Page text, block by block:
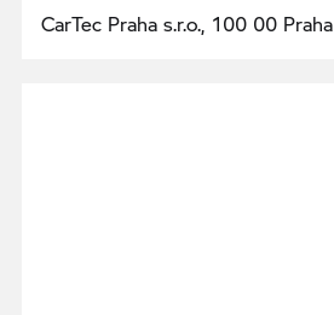
CarTec Praha s.r.o., 100 00 Praha